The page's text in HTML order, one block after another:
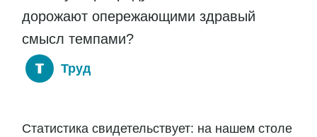
дорожают опережающими здравый
смысл темпами?
Труд
Статистика свидетельствует: на нашем столе